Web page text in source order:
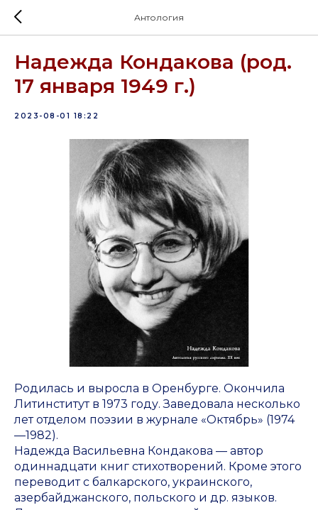
Антология
Надежда Кондакова (род.
17 января 1949 г.)
2023-08-01 18:22
Родилась и выросла в Оренбурге. Окончила
Литинститут в 1973 году. Заведовала несколько
лет отделом поэзии в журнале «Октябрь» (1974
—1982).
Надежда Васильевна Кондакова — автор
одиннадцати книг стихотворений. Кроме этого
переводит с балкарского, украинского,
азербайджанского, польского и др. языков.